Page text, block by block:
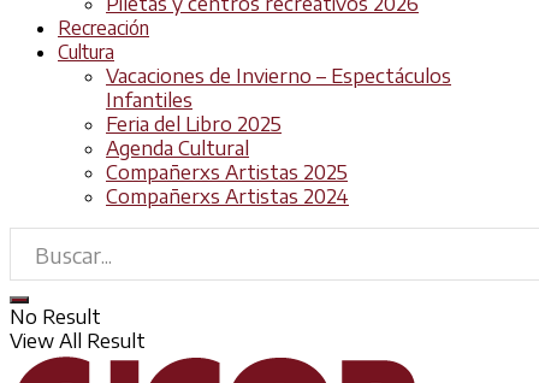
Recreación
Cultura
Vacaciones de Invierno – Espectáculos
Infantiles
Feria del Libro 2025
Agenda Cultural
Compañerxs Artistas 2025
Compañerxs Artistas 2024
No Result
View All Result